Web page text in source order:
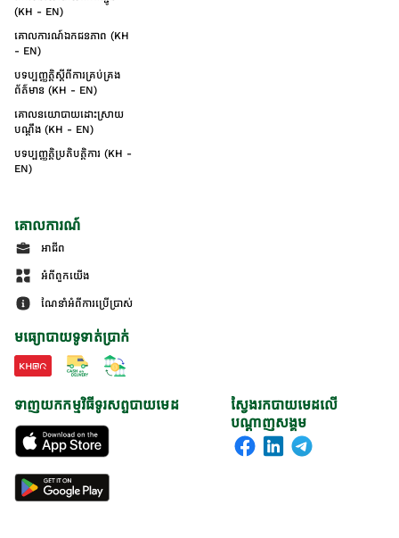
(KH - EN)
គោលការណ៍ឯកជនភាព (KH
- EN)
បទប្បញ្ញត្តិស្តីពីការគ្រប់គ្រង
ព័ត៌មាន (KH - EN)
គោលនយោបាយដោះស្រាយ
បណ្ដឹង (KH - EN)
បទប្បញ្ញត្តិប្រតិបត្តិការ (KH -
EN)
គោលការណ៍
អាជីព
អំពីពួកយើង
ណែនាំអំពីការប្រើប្រាស់
មធ្យោបាយទូទាត់ប្រាក់
ស្វែងរកបាយមេដលើ
បណ្តាញសង្គម
ទាញយកកម្មវិធីទូរសព្ទបាយមេដ